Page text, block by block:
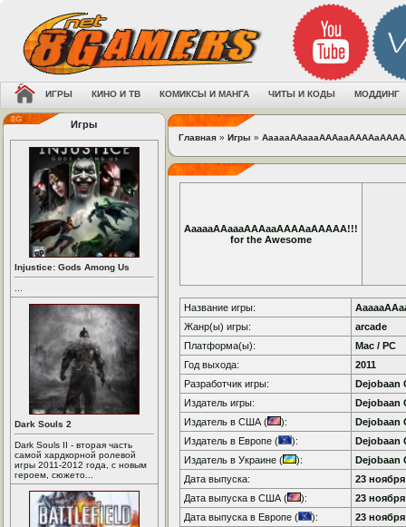
ИГРЫ КИНО И ТВ КОМИКСЫ И МАНГА ЧИТЫ И КОДЫ МОДДИНГ
Игры
Injustice: Gods Among Us
Dark Souls 2
Dark Souls II - вторая часть
самой хардкорной ролевой
игры 2011-2012 года, с новым
героем, сюжето...
Главная » Игры »
AaaaaAAaaaAAAaaAAAAaAAAAA!!!
for the Awesome
Название игры:
Жанр(ы) игры:
arcade
Платформа(ы):
Mac / PC
Год выхода:
2011
Разработчик игры:
Dejobaan
Издатель игры:
Dejobaan
Издатель в США (
):
Dejobaan
Издатель в Европе (
):
Dejobaan
Издатель в Украине (
):
Dejobaan
Дата выпуска:
23 ноября
Дата выпуска в США (
):
23 ноября
Дата выпуска в Европе (
):
23 ноября